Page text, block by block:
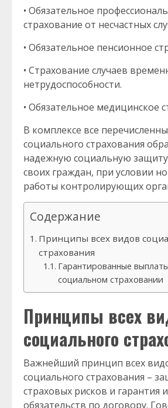
• Обязательное
страхование от несчастных
• Обязательное пенсионное
• Страхование случаев
нетрудоспособности.
• Обязательное медицинское
В комплексе все
социального страхования
надежную социальную защиту
своих граждан, при условии
работы контролирующих
Содержание
Принципы всех видов
страхования
Гарантированные
социальном страховании
Принципы всех
социального
Важнейший принцип всех
социального страхования –
страховых рисков и гарантия
обязательств по договору.